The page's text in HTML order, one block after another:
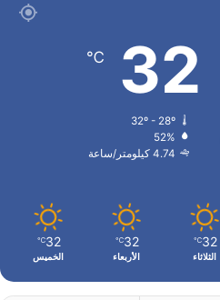
32
℃
32º - 28º
52%
4.74 كيلومتر/ساعة
32
℃
الثلاثاء
32
℃
الأربعاء
32
℃
الخميس